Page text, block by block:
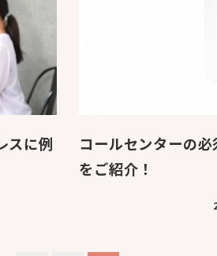
スに例
コールセンターの
をご紹介！